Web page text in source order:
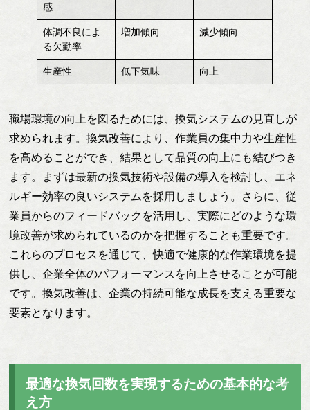
感
体調不良によ
る欠勤率
増加傾向 減少傾向
生産性 低下気味 向上
職場環境の向上を図るためには、換気システムの見直しが
求められます。換気改善により、作業員の集中力や生産性
を高めることができ、結果として品質の向上にも結びつき
ます。まずは最新の換気技術や設備の導入を検討し、エネ
ルギー効率の良いシステムを採用しましょう。さらに、従
業員からのフィードバックを活用し、実際にどのような環
境改善が求められているのかを把握することも重要です。
これらのプロセスを通じて、快適で健康的な作業環境を提
供し、企業全体のパフォーマンスを向上させることが可能
です。換気改善は、企業の持続可能な成長を支える重要な
要素となります。
最適な換気回数を実現するための基本的な考
え方